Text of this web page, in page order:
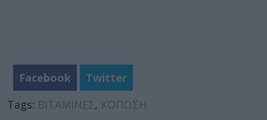
Facebook
Twitter
Tags: ΒΙΤΑΜΙΝΕΣ, ΚΟΠΩΣΗ